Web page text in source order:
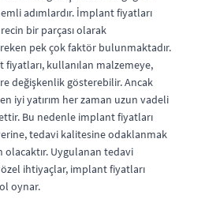
adımlardır. İmplant fiyatları
bir parçası olarak
pek çok faktör bulunmaktadır.
kullanılan malzemeye,
değişkenlik gösterebilir. Ancak
iyi yatırım her zaman uzun vadeli
Bu nedenle implant fiyatları
tedavi kalitesine odaklanmak
Uygulanan tedavi
ihtiyaçlar, implant fiyatları
oynar.